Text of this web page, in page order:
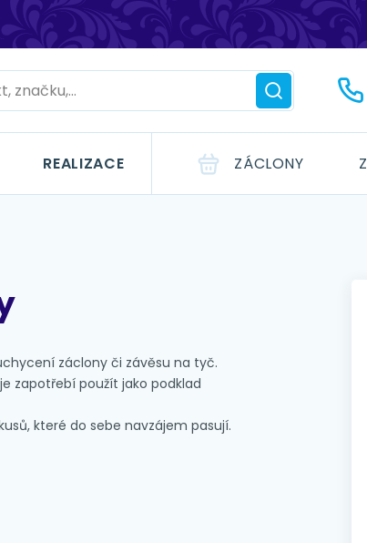
REALIZACE ZÁCLONY
záclony či závěsu na tyč.
zapotřebí použít jako podklad
které do sebe navzájem pasují.